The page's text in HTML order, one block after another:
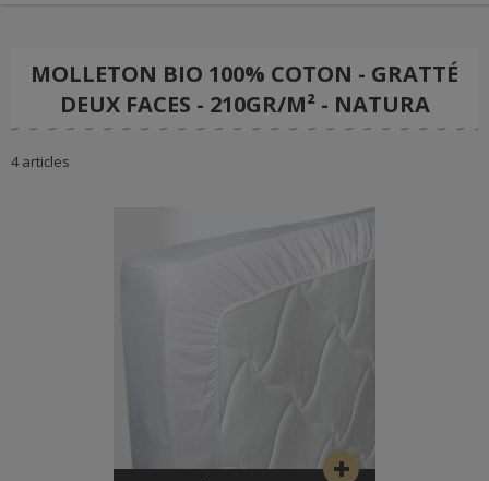
MOLLETON BIO 100% COTON - GRATTÉ
DEUX FACES - 210GR/M² - NATURA
4 articles